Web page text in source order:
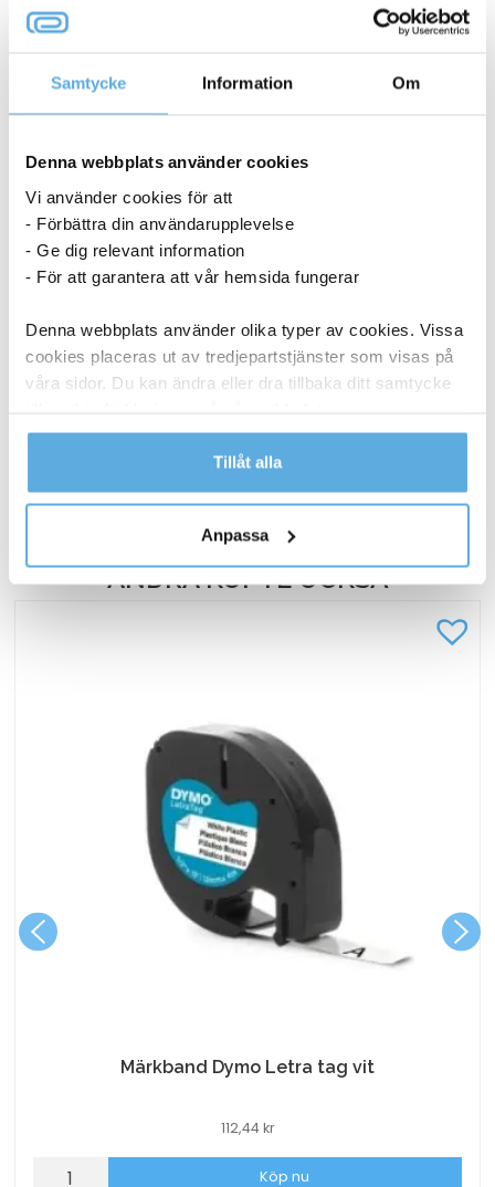
Samtycke Information Om
Denna webbplats använder cookies
Vi använder cookies för att
- Förbättra din användarupplevelse
- Ge dig relevant information
- För att garantera att vår hemsida fungerar
Denna webbplats använder olika typer av cookies. Vissa
cookies placeras ut av tredjepartstjänster som visas på
våra sidor. Du kan ändra eller dra tillbaka ditt samtycke
Läs mer i vår integritetspolicy om vilka vi är, hur du
kontaktar oss och på vilket sätt vi behandlar
Tillåt alla
Anpassa
Lasertoner Brother 3000sid TN2420 svart
Lasertoner
3000sid
mängd
I lager
ANDRA KÖPTE OCKSÅ
Märkband Dymo Letra tag vit
112,44kr
Märkband
Köp nu